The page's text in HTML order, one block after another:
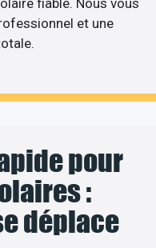
et une
pour
:
déplace